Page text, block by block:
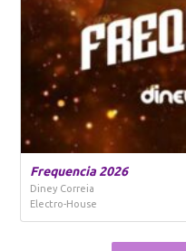
Frequencia 2026
Diney Correia
Electro-House